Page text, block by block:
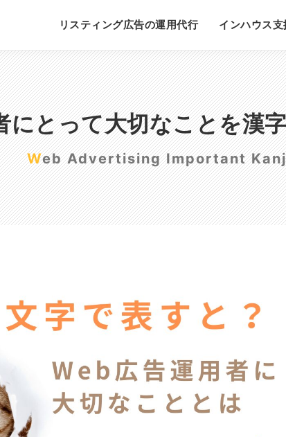
リスティング広告の運用代行 インハウス支
にとって大切なことを漢
Web Advertising Important